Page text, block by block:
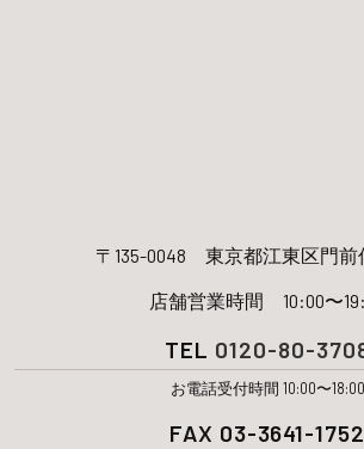
〒135-0048 東京都江東区門前
店舗営業時間 10:00〜
TEL 0120-80-
お電話受付時間 10:00〜18:00
FAX 03-3641-1752